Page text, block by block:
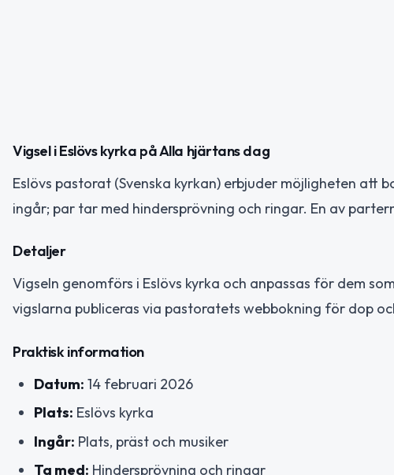
Vigsel i Eslövs kyrka på Alla hjärtans dag
Eslövs pastorat (Svenska kyrkan) erbjuder möjligheten att
ingår; par tar med hindersprövning och ringar. En av
Detaljer
Vigseln genomförs i Eslövs kyrka och anpassas för dem
vigslarna publiceras via pastoratets webbokning för dop
Praktisk information
Datum: 14 februari 2026
Plats: Eslövs kyrka
Ingår: Plats, präst och musiker
Ta med: Hindersprövning och ringar